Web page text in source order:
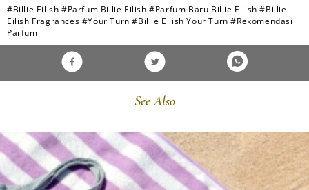
#Billie Eilish #Parfum Billie Eilish #Parfum Baru Billie Eilish #Billie
Eilish Fragrances #Your Turn #Billie Eilish Your Turn #Rekomendasi
Parfum
See Also